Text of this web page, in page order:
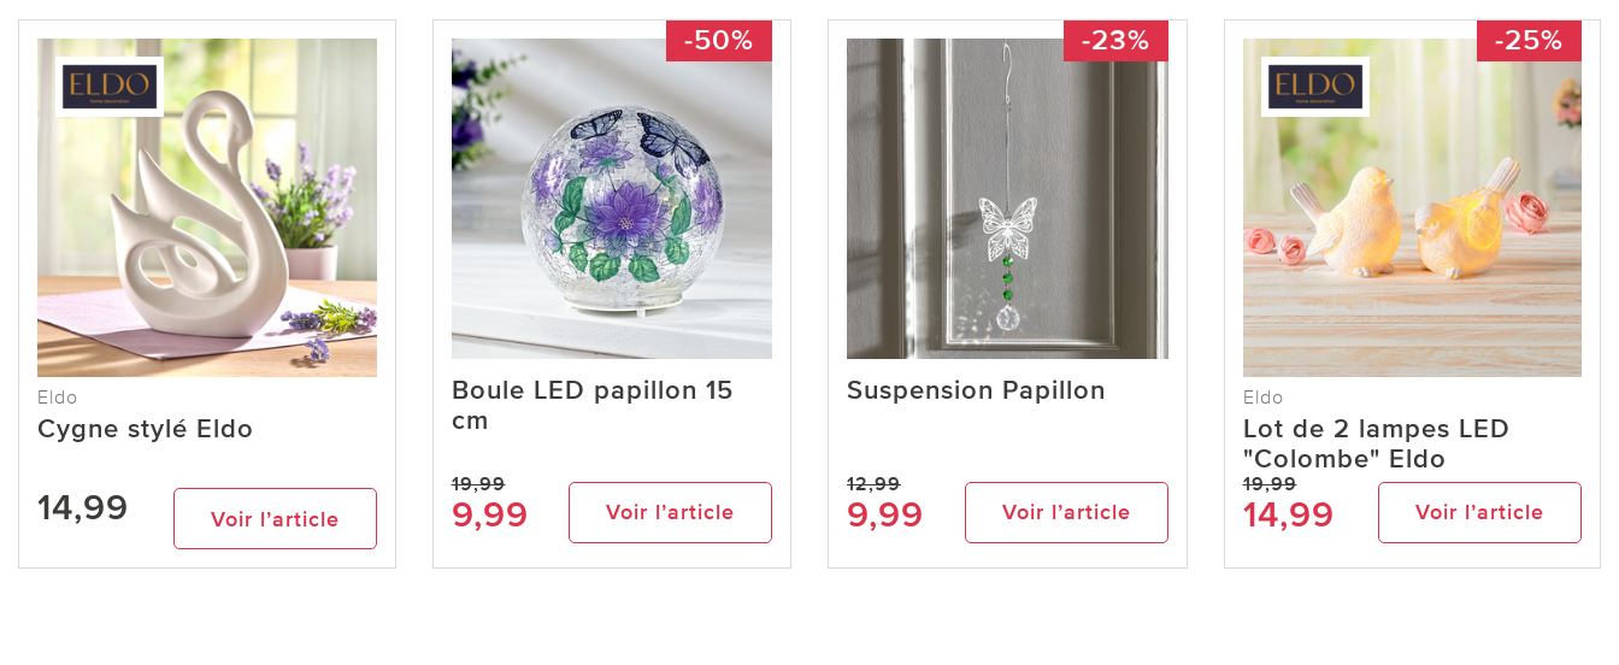
Eldo
Cygne stylé Eldo
14,99 Voir l’article
-50%
Boule LED papillon 15
cm
19,99
9,99 Voir l’article
-23%
Suspension Papillon
12,99
9,99 Voir l’article
-25%
Eldo
Lot de 2 lampes LED
"Colombe" Eldo
19,99
14,99 Voir l’article